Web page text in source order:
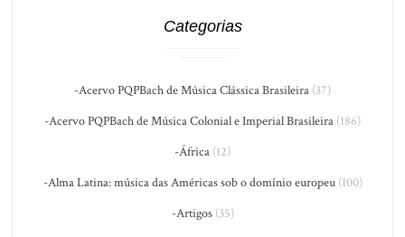
Categorias
-Acervo PQPBach de Música Clássica Brasileira (37)
-Acervo PQPBach de Música Colonial e Imperial Brasileira (186)
-África (12)
-Alma Latina: música das Américas sob o domínio europeu(100)
-Artigos(35)